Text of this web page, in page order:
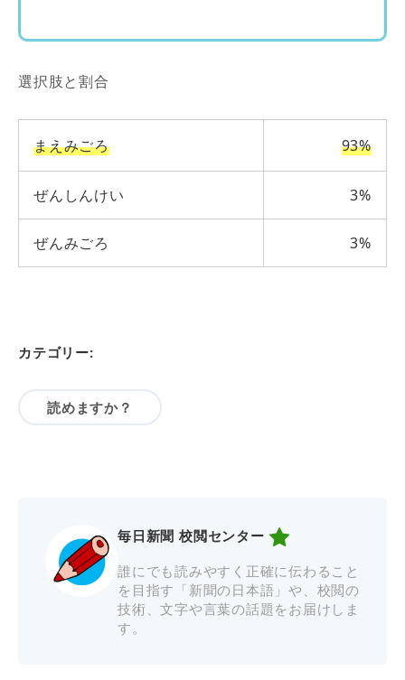
選択肢と割合
まえみごろ 93%
ぜんしんけい 3%
ぜんみごろ 3%
カテゴリー:
読めますか？
毎日新聞 校閲センター
誰にでも読みやすく正確に伝わること
を目指す「新聞の日本語」や、校閲の
技術、文字や言葉の話題をお届けしま
す。